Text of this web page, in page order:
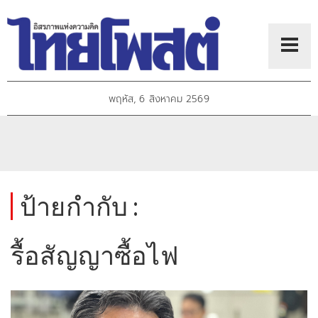
พฤหัส, 6 สิงหาคม 2569
ป้ายกำกับ :
รื้อสัญญาซื้อไฟ